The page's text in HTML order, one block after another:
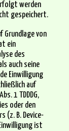
werden
gespeichert.
Grundlage von
ein
des
auch seine
Einwilligung
auf
1 TDDDG,
oder den
(z. B. Device-
ist